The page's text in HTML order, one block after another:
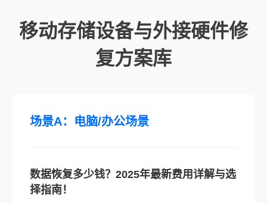
移动存储设备与外接硬件修
复方案库
场景A：电脑/办公场景
数据恢复多少钱？2025年最新费用详解与选
择指南！